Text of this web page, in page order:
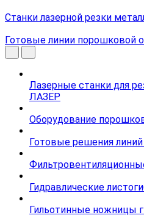
Станки лазерной резки
Готовые линии порошковой
Лазерные станки для
ЛАЗЕР
Оборудование
Готовые решения
Гидравлические
Гильотинные ножницы